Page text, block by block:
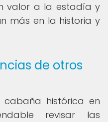
valor a la estadía y
más en la historia y
de otros
histórica en
revisar las